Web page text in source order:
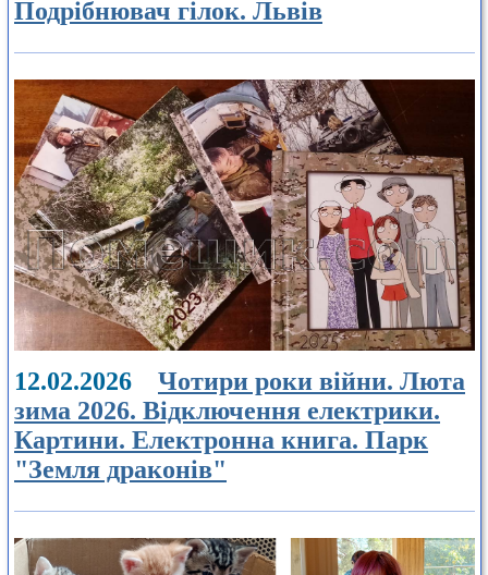
Подрібнювач гілок. Львів
12.02.2026 Чотири роки війни. Люта
зима 2026. Відключення електрики.
Картини. Електронна книга. Парк
"Земля драконів"